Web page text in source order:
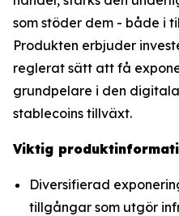
som stöder dem - både i
Produkten erbjuder
reglerat sätt att få
grundpelare i den
stablecoins tillväxt.
Viktig
Diversifierad
tillgångar som utgör